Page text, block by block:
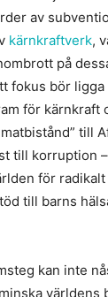
av
kärnkraftverk,
på
fokus bör
för kärnkraft
till
till korruption
för radikalt
till barns
kan inte
världens